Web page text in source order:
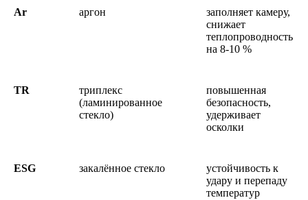
Ar аргон
заполняет камеру,
снижает
теплопроводность
на 8-10 %
TR
триплекс
(ламинированное
стекло)
повышенная
безопасность,
удерживает
осколки
ESG закалённое стекло
устойчивость к
удару и перепаду
температур